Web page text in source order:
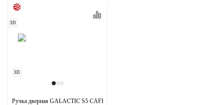
3D
3D
Ручка дверная GALACTIC S5 CAFFE раздельная на квадратной розетке